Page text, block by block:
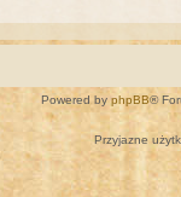
Powered by phpBB®
Przyjazne